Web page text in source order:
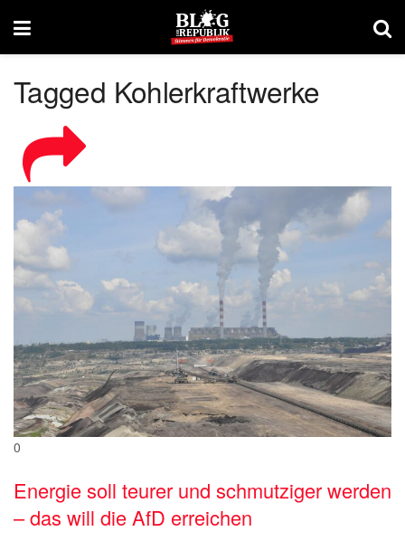
Tagged Kohlerkraftwerke
0
Energie soll teurer und schmutziger werden
– das will die AfD erreichen